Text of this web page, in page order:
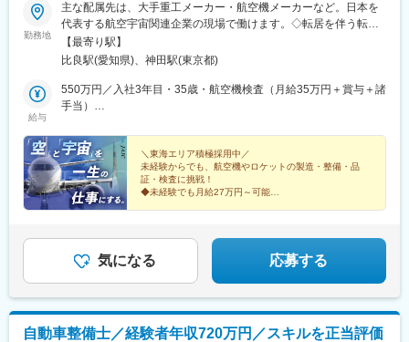
上前津駅、知寄町一丁目駅
勤務地
主な配属先は、大手重工メーカー・航空機メーカーなど。日本を
代表する航空宇宙関連企業の現場で働けます。◇転居を伴う転勤
は原則なし◇U・Iターン歓迎◇勤務地は希望・経験・適性を考慮
◇航空宇宙分野の関連業務に配属◇家賃補助最大4万円※転居者対
用派遣のため、当社の正社員として安定した雇用を得ながら、希
望や適性に応じた就業先で経験を積むことができます。※基本的に
また、当社は航空宇宙業界に特化して事業を展開しているため、
他業界へ配属される心配はありません。あなたの頑張り次第で
は、当社で培った経験をもとに、業界大手企業の正社員として活
躍できるチャンスもあります。航空宇宙の未来を、あなたのキャ
リアに。あなたの挑戦も、ここから始まります！※日本全国に配属
【最寄り駅】
比良駅(愛知県)、神田駅(東京都)
給与
550万円／入社3年目・35歳・航空機検査（月給35万円＋賞与＋諸
手当）
諸手当）
＼東海エリア積極採用中／
未経験からでも、航空機やロケットの製造・整備・品
証・検査に挑戦！
◆未経験でも月給27万円～可能
◆定着率98.7%
◆資格手当あり
気になる 応募する
自動車整備士／経験者年収720万円／スキルを正当評価